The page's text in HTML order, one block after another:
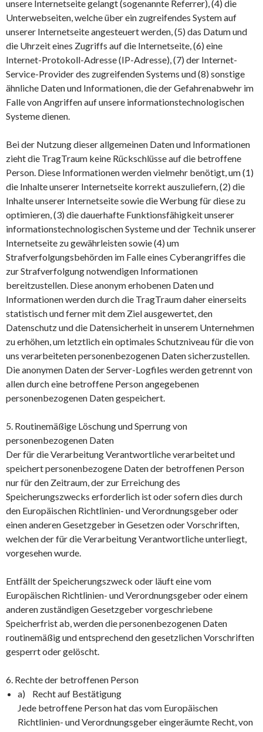
unsere Internetseite gelangt (sogenannte Referrer), (4) die
Unterwebseiten, welche über ein zugreifendes System auf
unserer Internetseite angesteuert werden, (5) das Datum und
die Uhrzeit eines Zugriffs auf die Internetseite, (6) eine
Internet-Protokoll-Adresse (IP-Adresse), (7) der Internet-
Service-Provider des zugreifenden Systems und (8) sonstige
ähnliche Daten und Informationen, die der Gefahrenabwehr im
Falle von Angriffen auf unsere informationstechnologischen
Systeme dienen.
Bei der Nutzung dieser allgemeinen Daten und Informationen
zieht die TragTraum keine Rückschlüsse auf die betroffene
Person. Diese Informationen werden vielmehr benötigt, um (1)
die Inhalte unserer Internetseite korrekt auszuliefern, (2) die
Inhalte unserer Internetseite sowie die Werbung für diese zu
optimieren, (3) die dauerhafte Funktionsfähigkeit unserer
informationstechnologischen Systeme und der Technik unserer
Internetseite zu gewährleisten sowie (4) um
Strafverfolgungsbehörden im Falle eines Cyberangriffes die
zur Strafverfolgung notwendigen Informationen
bereitzustellen. Diese anonym erhobenen Daten und
Informationen werden durch die TragTraum daher einerseits
statistisch und ferner mit dem Ziel ausgewertet, den
Datenschutz und die Datensicherheit in unserem Unternehmen
zu erhöhen, um letztlich ein optimales Schutzniveau für die von
uns verarbeiteten personenbezogenen Daten sicherzustellen.
Die anonymen Daten der Server-Logfiles werden getrennt von
allen durch eine betroffene Person angegebenen
personenbezogenen Daten gespeichert.
5. Routinemäßige Löschung und Sperrung von
personenbezogenen Daten
Der für die Verarbeitung Verantwortliche verarbeitet und
speichert personenbezogene Daten der betroffenen Person
nur für den Zeitraum, der zur Erreichung des
Speicherungszwecks erforderlich ist oder sofern dies durch
den Europäischen Richtlinien- und Verordnungsgeber oder
einen anderen Gesetzgeber in Gesetzen oder Vorschriften,
welchen der für die Verarbeitung Verantwortliche unterliegt,
vorgesehen wurde.
Entfällt der Speicherungszweck oder läuft eine vom
Europäischen Richtlinien- und Verordnungsgeber oder einem
anderen zuständigen Gesetzgeber vorgeschriebene
Speicherfrist ab, werden die personenbezogenen Daten
routinemäßig und entsprechend den gesetzlichen Vorschriften
gesperrt oder gelöscht.
6. Rechte der betroffenen Person
a) Recht auf Bestätigung
Jede betroffene Person hat das vom Europäischen
Richtlinien- und Verordnungsgeber eingeräumte Recht, von